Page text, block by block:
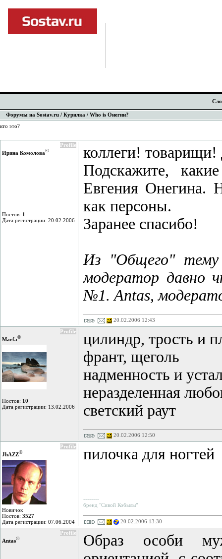
Форумы на Sostav.ru / Курилка / Who is Онегин?
кто это?
Profile
Ирина Комолова©
Постов: 1
Дата регистрации: 20.02.2006
коллеги! товарищи!
Подскажите,
Евгения Онегина.
как персоны.
Заранее спасибо!
Из "Общего" тему
модератор давно
№1. Antas,
20.02.2006 12:43
Profile
Marfa©
Постов: 10
Дата регистрации: 13.02.2006
цилиндр, трость и
франт, щеголь
надменность и
неразделенная
светский раут
20.02.2006 12:50
Profile
JhAZZ©
Новичок
Постов: 3527
Дата регистрации: 07.06.2004
пилочка для ногтей
--------
бренд "Cивой Кобылы"
20.02.2006 13:30
Profile
Antas©
Образ особи